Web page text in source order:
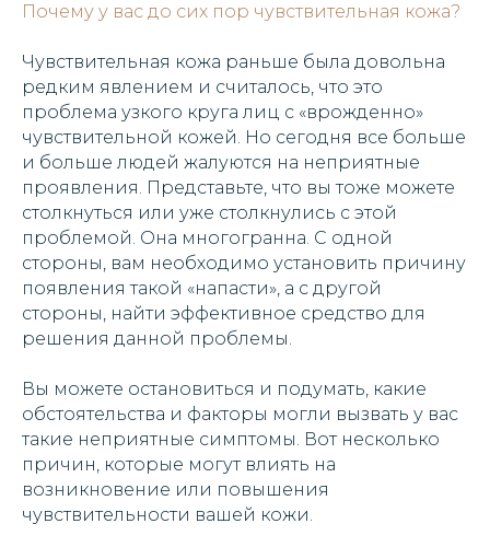
Почему у вас до сих пор чувствительная кожа?
Чувствительная кожа раньше была довольна
редким явлением и считалось, что это
проблема узкого круга лиц с «врожденно»
чувствительной кожей. Но сегодня все больше
и больше людей жалуются на неприятные
проявления. Представьте, что вы тоже можете
столкнуться или уже столкнулись с этой
проблемой. Она многогранна. С одной
стороны, вам необходимо установить причину
появления такой «напасти», а с другой
стороны, найти эффективное средство для
решения данной проблемы.
Вы можете остановиться и подумать, какие
обстоятельства и факторы могли вызвать у вас
такие неприятные симптомы. Вот несколько
причин, которые могут влиять на
возникновение или повышения
чувствительности вашей кожи.